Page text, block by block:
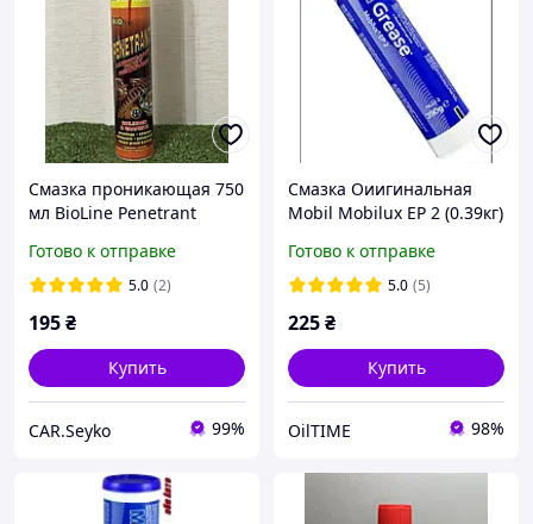
Смазка проникающая 750
мл BioLine Penetrant
графитовое, аэрозоль с
регулируемой трубкой)
Готово к отправке
5.0 (2)
195₴
Купить
CAR.Seyko 99%
Смазка Оиигинальная
Mobil Mobilux EP 2 (0.39кг)
Готово к отправке
5.0 (5)
225₴
Купить
OilTIME 98%